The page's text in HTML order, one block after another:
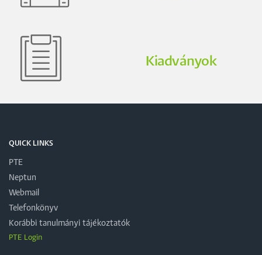
Kiadványok
QUICK LINKS
PTE
Neptun
Webmail
Telefonkönyv
Korábbi tanulmányi tájékoztatók
PTE Login